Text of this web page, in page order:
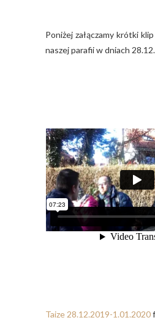
Poniżej załączamy krótki klip z przebiegu ESM w
naszej parafii w dniach
Taize 28.12.2019-1.01.2020